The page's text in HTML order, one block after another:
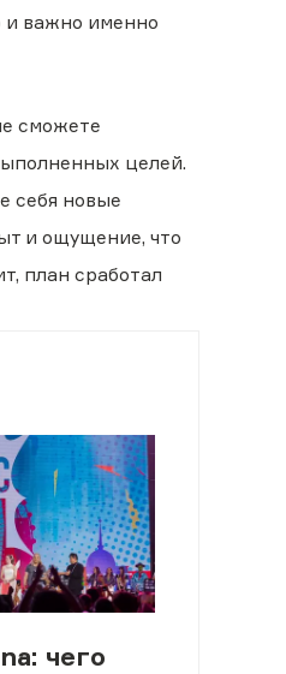
и важно именно
сможете
целей.
себя новые
и ощущение, что
план сработал
чего